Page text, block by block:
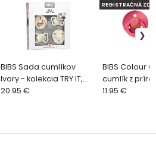
BIBS Sada cumlíkov
Ivory - kolekcia TRY IT,
veľkosť 1
20.95 €
BIBS Colour
cumlík z
kaučuku 2ks,
REGISTRAČNÁ
11.95 €